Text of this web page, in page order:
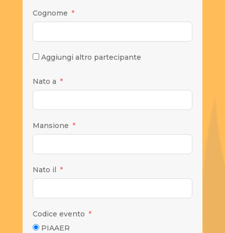
Cognome
Aggiungi altro partecipante
Nato a
Mansione
Nato il
Codice evento
PIAAER